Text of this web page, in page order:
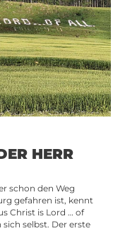
HERR
schon den Weg
gefahren ist, kennt
Christ is Lord … of
sich selbst. Der erste